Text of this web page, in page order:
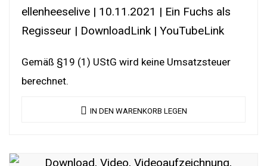
ellenheeselive | 10.11.2021 | Ein Fuchs als
Regisseur | DownloadLink | YouTubeLink
Gemäß §19 (1) UStG wird keine Umsatzsteuer
berechnet.
IN DEN WARENKORB LEGEN